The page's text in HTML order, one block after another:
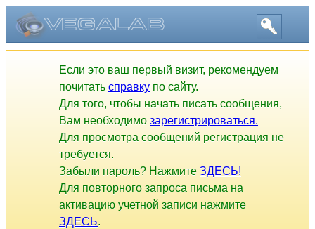
Если это ваш первый визит, рекомендуем
почитать справку по сайту.
Для того, чтобы начать писать сообщения,
Вам необходимо зарегистрироваться.
Для просмотра сообщений регистрация не
требуется.
Забыли пароль? Нажмите ЗДЕСЬ!
Для повторного запроса письма на
активацию учетной записи нажмите
ЗДЕСЬ.